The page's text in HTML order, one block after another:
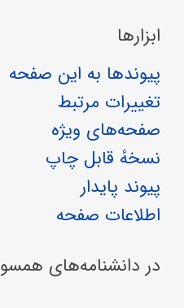
ابزارها
پیوندها به این صفحه
تغییرات مرتبط
صفحه‌های ویژه
نسخهٔ قابل چاپ
پیوند پایدار
اطلاعات صفحه
در دانشنامه‌های همسو